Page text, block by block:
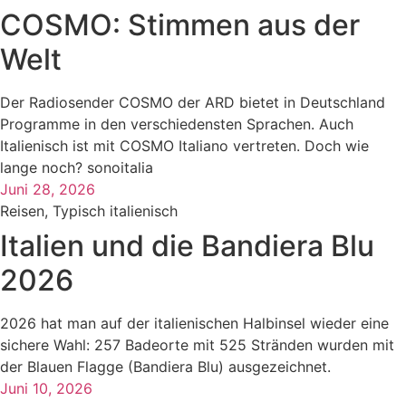
COSMO: Stimmen aus der
Welt
Der Radiosender COSMO der ARD bietet in Deutschland
Programme in den verschiedensten Sprachen. Auch
Italienisch ist mit COSMO Italiano vertreten. Doch wie
lange noch? sonoitalia
Juni 28, 2026
Reisen, Typisch italienisch
Italien und die Bandiera Blu
2026
2026 hat man auf der italienischen Halbinsel wieder eine
sichere Wahl: 257 Badeorte mit 525 Stränden wurden mit
der Blauen Flagge (Bandiera Blu) ausgezeichnet.
Juni 10, 2026